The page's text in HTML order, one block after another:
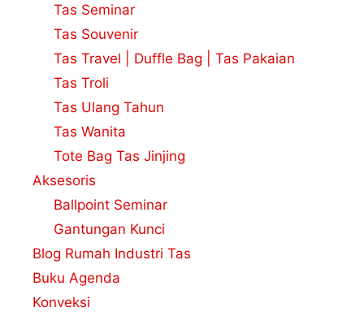
Tas Seminar
Tas Souvenir
Tas Travel | Duffle Bag | Tas Pakaian
Tas Troli
Tas Ulang Tahun
Tas Wanita
Tote Bag Tas Jinjing
Aksesoris
Ballpoint Seminar
Gantungan Kunci
Blog Rumah Industri Tas
Buku Agenda
Konveksi